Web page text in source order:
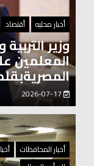
أخبار محليه أقتصاد
وزير
المعلمين
أخبار المحافظات